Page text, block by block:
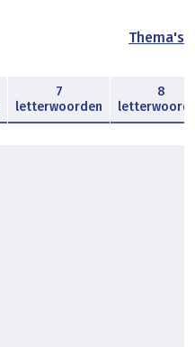
Thema's
7
letterwoorden
8